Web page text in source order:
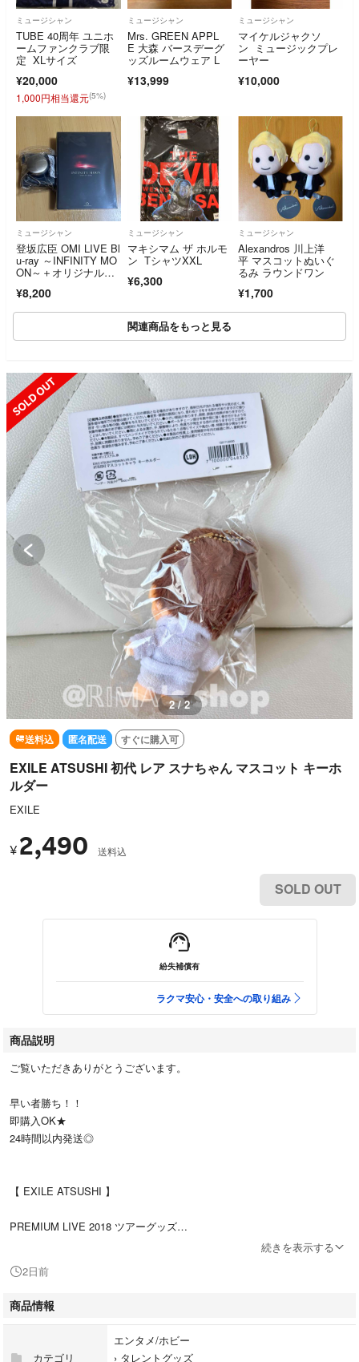
ミュージシャン
TUBE 40周年 ユニホ
ームファンクラブ限
定 XLサイズ
¥20,000
1,000円相当還元(5%)
ミュージシャン
Mrs. GREEN APPL
E 大森 バースデーグ
ッズルームウェア L
¥13,999
ミュージシャン
マイケルジャクソ
ン ミュージックプレ
ーヤー
¥10,000
ミュージシャン
登坂広臣 OMI LIVE Bl
u-ray ～INFINITY MO
ON～＋オリジナルシ
¥8,200
ミュージシャン
マキシマム ザ ホルモ
ン TシャツXXL
¥6,300
ミュージシャン
Alexandros 川上洋
平 マスコットぬいぐ
るみ ラウンドワン
¥1,700
関連商品をもっと見る
1 / 2
送料込 匿名配送 すぐに購入可
EXILE ATSUSHI 初代 レア スナちゃん マスコット キーホ
ルダー
EXILE
¥ 2,490 送料込
SOLD OUT
紛失補償有
ラクマ安心・安全への取り組み
商品説明
ご覧いただきありがとうございます。
早い者勝ち！！
即購入OK★
24時間以内発送◎
【 EXILE ATSUSHI 】
PREMIUM LIVE 2018 ツアーグッズ
ボールチェーン付き
バスローブ姿のすなちゃん ぬいぐるみ かわいいです♡
初代 公式グッズ とても貴重 レアです！
続きを表示する
2日前
商品情報
カテゴリ
エンタメ/ホビー
› タレントグッズ